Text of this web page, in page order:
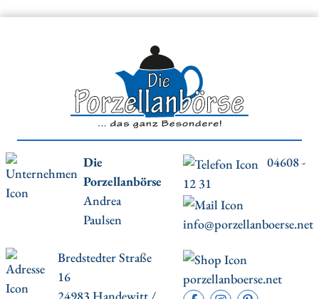
Die
Porzellanbörse
Andrea
Paulsen
04608 -
12 31
info@porzellanboerse.net
Bredstedter Straße
16
porzellanboerse.net